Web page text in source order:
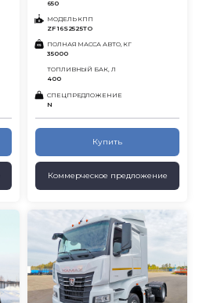
650
МОДЕЛЬ КПП
ZF 16S2525TO
ПОЛНАЯ МАССА АВТО, КГ
35000
ТОПЛИВНЫЙ БАК, Л
400
СПЕЦПРЕДЛОЖЕНИЕ
N
Купить
Коммерческое предложение